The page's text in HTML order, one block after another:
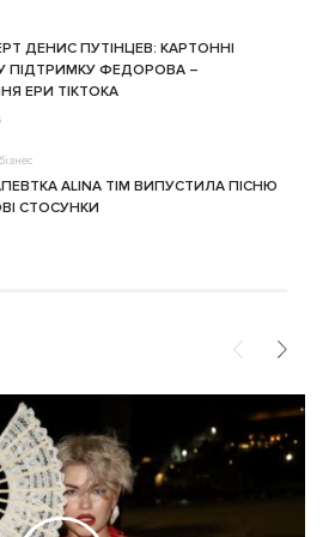
ДЕНИС ПУТІНЦЕВ: КАРТОННІ
ПІДТРИМКУ ФЕДОРОВА –
ЕРИ ТІКТОКА
ALINA TIM ВИПУСТИЛА ПІСНЮ
СТОСУНКИ